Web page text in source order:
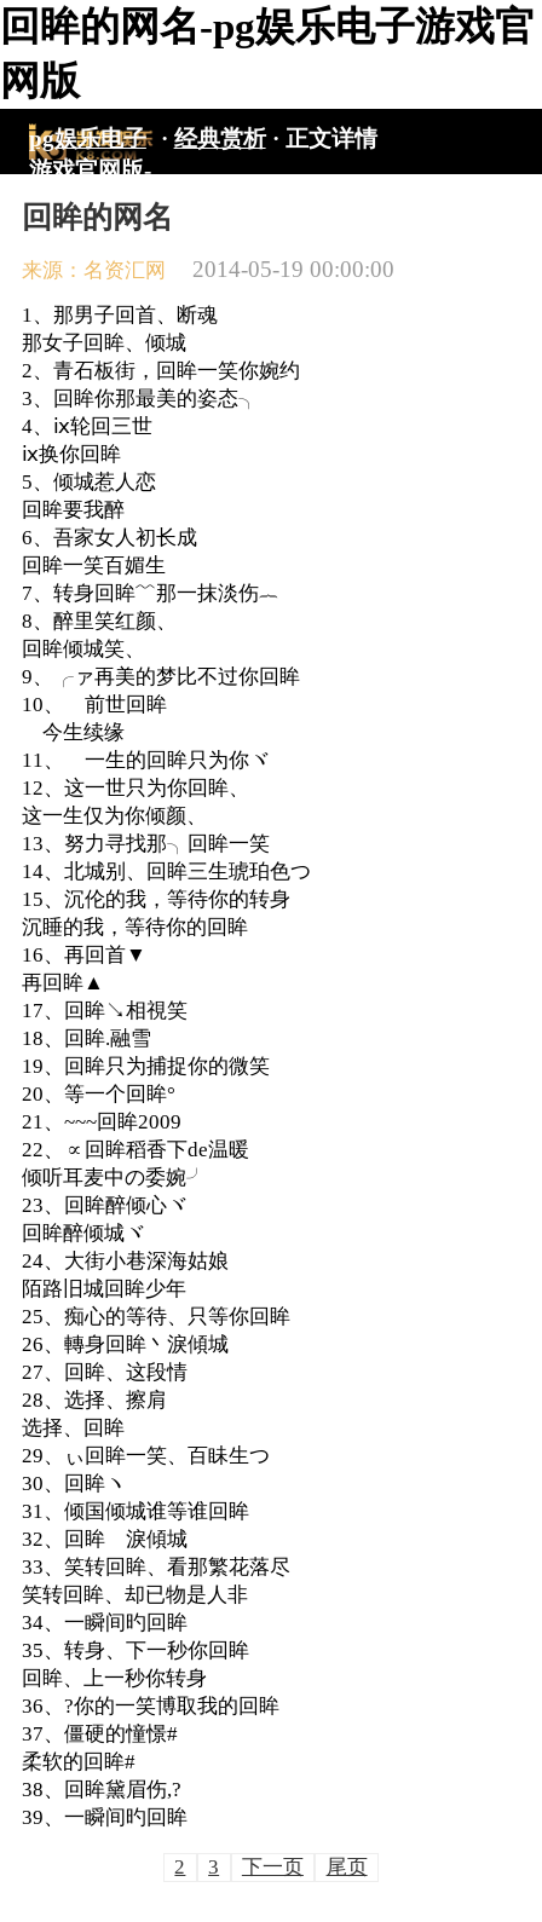
回眸的网名-pg娱乐电子游戏官
网版
pg娱乐电子
游戏官网版-
pg电子游戏
入口
· 经典赏析 · 正文详情
回眸的网名
来源：名资汇网 2014-05-19 00:00:00
1、那男子回首、断魂
那女子回眸、倾城
2、青石板街，回眸一笑你婉约
3、回眸你那最美的姿态╮
4、ⅸ轮回三世
ⅸ换你回眸
5、倾城惹人恋
回眸要我醉
6、吾家女人初长成
回眸一笑百媚生
7、转身回眸﹌那一抹淡伤︷
8、醉里笑红颜、
回眸倾城笑、
9、╭ァ再美的梦比不过你回眸
10、ゞ前世回眸
ゞ今生续缘
11、ゞ一生的回眸只为你ヾ
12、这一世只为你回眸、
这一生仅为你倾颜、
13、努力寻找那╮回眸一笑
14、北城别、回眸三生琥珀色つ
15、沉伦的我，等待你的转身
沉睡的我，等待你的回眸
16、再回首▼
再回眸▲
17、回眸↘相視笑
18、回眸.融雪
19、回眸只为捕捉你的微笑
20、等一个回眸°
21、~~~回眸2009
22、∝回眸稻香下de温暖
倾听耳麦中の委婉╯
23、回眸醉倾心ヾ
回眸醉倾城ヾ
24、大街小巷深海姑娘
陌路旧城回眸少年
25、痴心的等待、只等你回眸
26、轉身回眸丶淚傾城
27、回眸、这段情
28、选择、擦肩
选择、回眸
29、ぃ回眸一笑、百眛生つ
30、回眸ヽ
31、倾国倾城谁等谁回眸
32、回眸ゝ淚傾城
33、笑转回眸、看那繁花落尽
笑转回眸、却已物是人非
34、一瞬间旳回眸
35、转身、下一秒你回眸
回眸、上一秒你转身
36、?你的一笑博取我的回眸
37、僵硬的憧憬#
柔软的回眸#
38、回眸黛眉伤,?
39、一瞬间旳回眸
2 3 下一页 尾页